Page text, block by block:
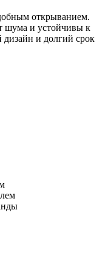
открыванием.
шума и устойчивы к
и долгий срок